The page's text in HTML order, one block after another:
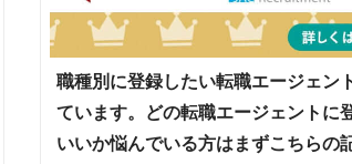
職種別に登録したい転職エージェン
ています。どの転職エージェントに
いいか悩んでいる方はまずこちらの